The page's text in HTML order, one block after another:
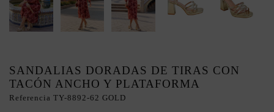
SANDALIAS DORADAS DE TIRAS CON
TACÓN ANCHO Y PLATAFORMA
Referencia TY-8892-62 GOLD